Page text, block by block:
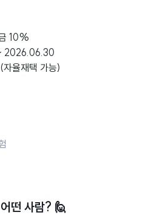
10%
2026.06.30
자율재택 가능)
떤 사람? 🙋